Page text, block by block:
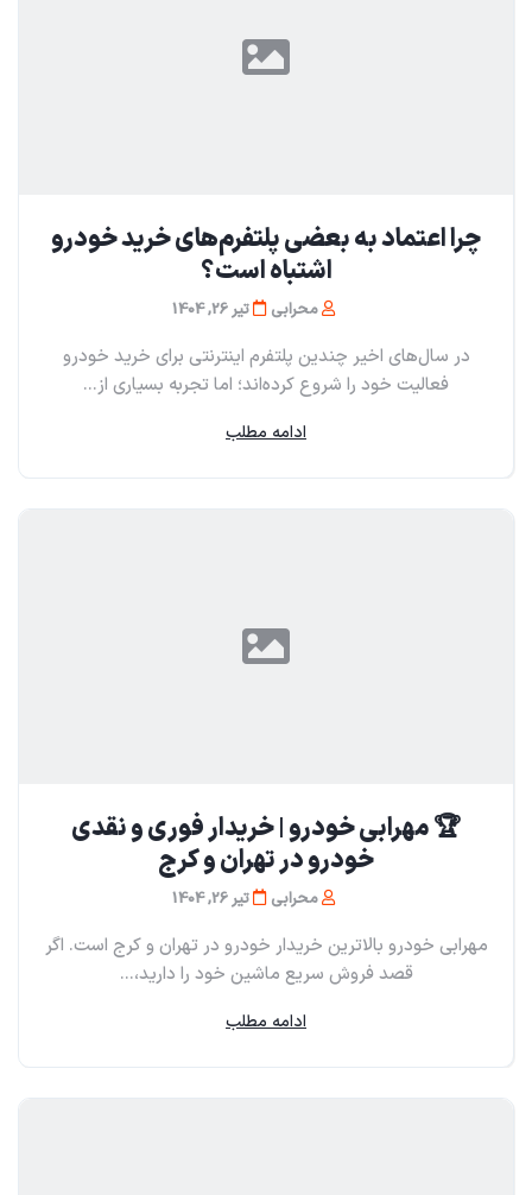
چرا اعتماد به بعضی پلتفرم‌های خرید خودرو
اشتباه است؟
محرابی تیر 26, 1404
در سال‌های اخیر چندین پلتفرم اینترنتی برای خرید خودرو
فعالیت خود را شروع کرده‌اند؛ اما تجربه بسیاری از...
ادامه مطلب
🏆 مهرابی خودرو | خریدار فوری و نقدی
خودرو در تهران و کرج
محرابی تیر 26, 1404
مهرابی خودرو بالاترین خریدار خودرو در تهران و کرج است. اگر
قصد فروش سریع ماشین خود را دارید،...
ادامه مطلب